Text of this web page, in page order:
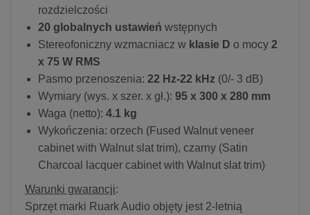
rozdzielczości
20 globalnych ustawień wstępnych
Stereofoniczny wzmacniacz w klasie D o mocy 2
x 75 W RMS
Pasmo przenoszenia: 22 Hz-22 kHz (0/- 3 dB)
Wymiary (wys. x szer. x gł.): 95 x 300 x 280 mm
Waga (netto): 4.1 kg
Wykończenia: orzech (Fused Walnut veneer
cabinet with Walnut slat trim), czarny (Satin
Charcoal lacquer cabinet with Walnut slat trim)
Warunki gwarancji:
Sprzęt marki Ruark Audio objęty jest 2-letnią